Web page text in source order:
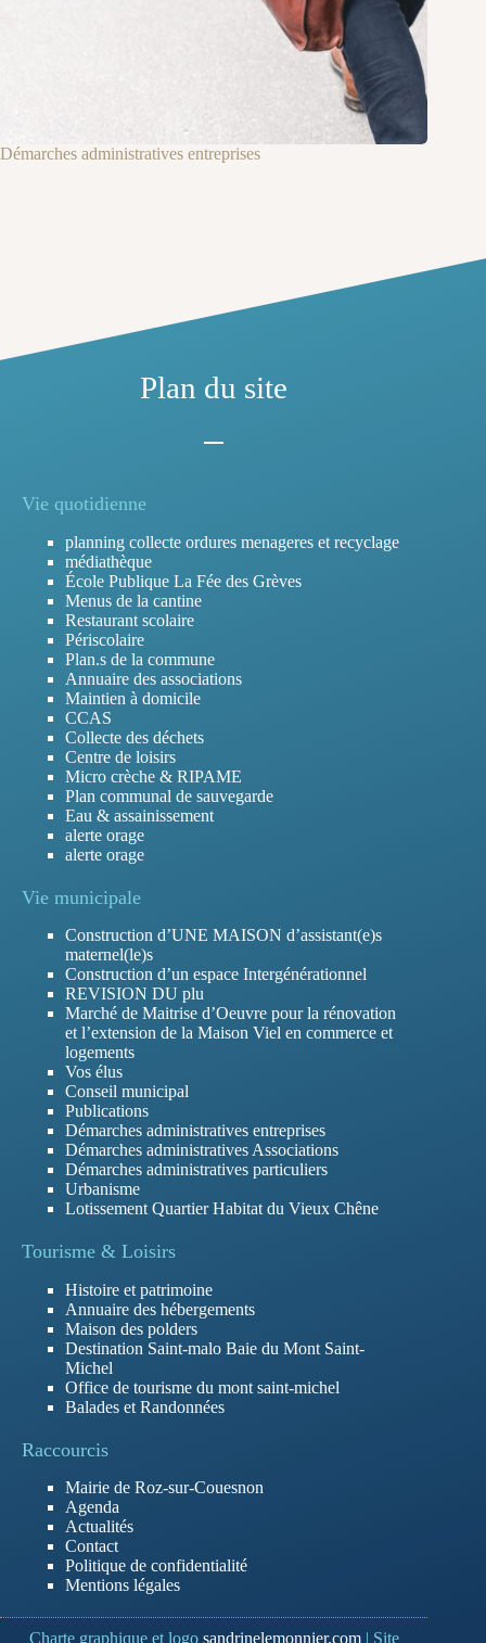
Démarches administratives entreprises
Plan du site
Vie quotidienne
planning collecte ordures menageres et recyclage
médiathèque
École Publique La Fée des Grèves
Menus de la cantine
Restaurant scolaire
Périscolaire
Plan.s de la commune
Annuaire des associations
Maintien à domicile
CCAS
Collecte des déchets
Centre de loisirs
Micro crèche & RIPAME
Plan communal de sauvegarde
Eau & assainissement
alerte orage
alerte orage
Vie municipale
Construction d’UNE MAISON d’assistant(e)s
maternel(le)s
Construction d’un espace Intergénérationnel
REVISION DU plu
Marché de Maitrise d’Oeuvre pour la rénovation
et l’extension de la Maison Viel en commerce et
logements
Vos élus
Conseil municipal
Publications
Démarches administratives entreprises
Démarches administratives Associations
Démarches administratives particuliers
Urbanisme
Lotissement Quartier Habitat du Vieux Chêne
Tourisme & Loisirs
Histoire et patrimoine
Annuaire des hébergements
Maison des polders
Destination Saint-malo Baie du Mont Saint-
Michel
Office de tourisme du mont saint-michel
Balades et Randonnées
Raccourcis
Mairie de Roz-sur-Couesnon
Agenda
Actualités
Contact
Politique de confidentialité
Mentions légales
Charte graphique et logo sandrinelemonnier.com| Site